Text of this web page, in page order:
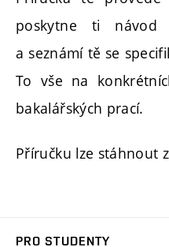
poskytne ti návod
a seznámí tě se
To vše na
bakalářských prací.
Příručku lze stáhnout z
PRO STUDENTY